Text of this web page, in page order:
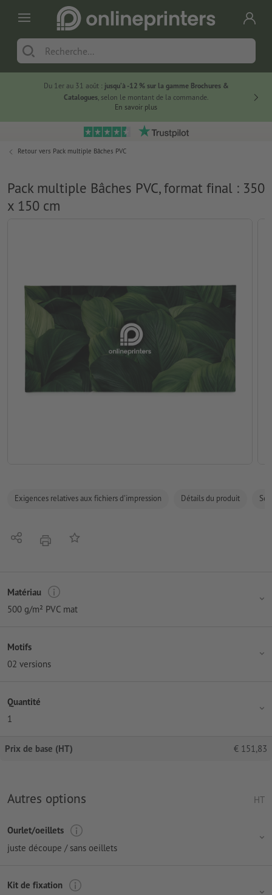
Du 1er au 31 août : jusqu’à -12 % sur la gamme Brochures &
Catalogues, selon le montant de la commande.
En savoir plus
Retour vers Pack multiple Bâches PVC
Pack multiple Bâches PVC, format final : 350
x 150 cm
Exigences relatives aux fichiers d'impression Détails du produit
PartagerimprimerAjouter à liste d'article
Matériau
500 g/m² PVC mat
Motifs
02 versions
Quantité
1
Prix de base (HT) € 151,83
Autres options HT
Ourlet/oeillets
juste découpe / sans oeillets
Kit de fixation